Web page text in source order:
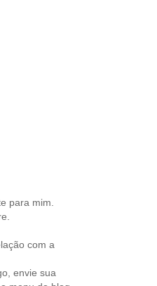
para mim.
com a
envie sua